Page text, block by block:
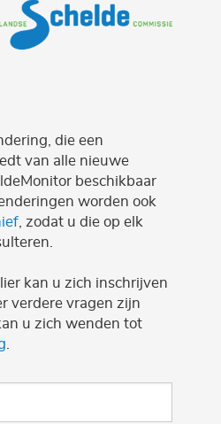
die een
van alle nieuwe
beschikbaar
worden ook
, zodat u die op elk
kan u zich inschrijven
verdere vragen zijn
u zich wenden tot